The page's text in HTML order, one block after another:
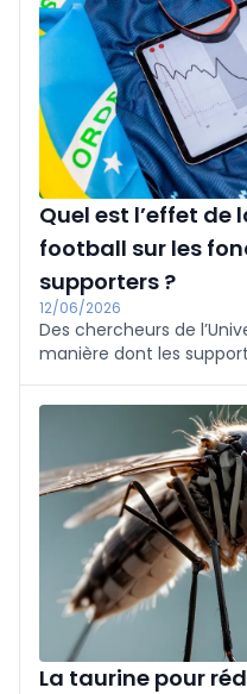
Quel est l’effet de
football sur les
supporters ?
12/06/2026
Des chercheurs de
manière dont les
Coupe du monde de la
connectées, ils suivent
la fréquence cardiaque
des supporters de
La taurine pour